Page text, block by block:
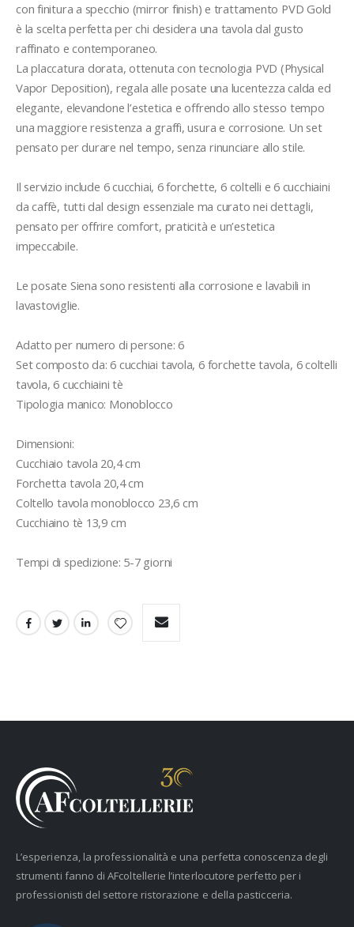
con finitura a specchio (mirror finish) e trattamento PVD Gold
è la scelta perfetta per chi desidera una tavola dal gusto
raffinato e contemporaneo.
La placcatura dorata, ottenuta con tecnologia PVD (Physical
Vapor Deposition), regala alle posate una lucentezza calda ed
elegante, elevandone l’estetica e offrendo allo stesso tempo
una maggiore resistenza a graffi, usura e corrosione. Un set
pensato per durare nel tempo, senza rinunciare allo stile.
Il servizio include 6 cucchiai, 6 forchette, 6 coltelli e 6 cucchiaini
da caffè, tutti dal design essenziale ma curato nei dettagli,
pensato per offrire comfort, praticità e un’estetica
impeccabile.
Le posate Siena sono resistenti alla corrosione e lavabili in
lavastoviglie.
Adatto per numero di persone: 6
Set composto da: 6 cucchiai tavola, 6 forchette tavola, 6 coltelli
tavola, 6 cucchiaini tè
Tipologia manico: Monoblocco
Dimensioni:
Cucchiaio tavola 20,4 cm
Forchetta tavola 20,4 cm
Coltello tavola monoblocco 23,6 cm
Cucchiaino tè 13,9 cm
Tempi di spedizione: 5-7 giorni
L’esperienza, la professionalità e una perfetta conoscenza degli
strumenti fanno di AFcoltellerie l’interlocutore perfetto per i
professionisti del settore ristorazione e della pasticceria.